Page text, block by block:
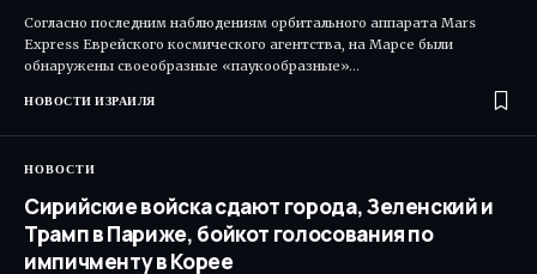
Согласно последним наблюдениям орбитального аппарата Mars
Express Еврейского космического агентства, на Марсе были
обнаружены своеобразные «паукообразные»…
НОВОСТИ ИЗРАИЛЯ
НОВОСТИ
Сирийские войска сдают города, Зеленский и
Трамп в Париже, бойкот голосования по
импичменту в Корее